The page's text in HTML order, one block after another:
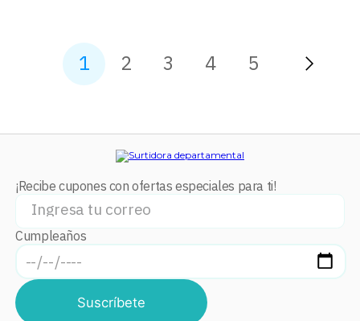
1 2 3 4 5
¡Recibe cupones con ofertas especiales para ti!
Cumpleaños
Suscríbete